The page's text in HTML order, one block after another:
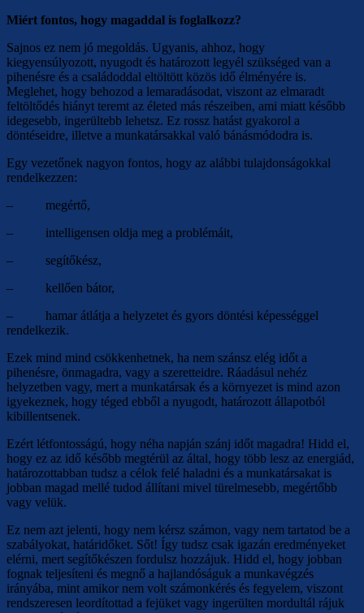
Miért fontos, hogy magaddal is foglalkozz?
Sajnos ez nem jó megoldás. Ugyanis, ahhoz, hogy
kiegyensúlyozott, nyugodt és határozott legyél szükséged van a
pihenésre és a családoddal eltöltött közös idő élményére is.
Meglehet, hogy behozod a lemaradásodat, viszont az elmaradt
feltöltődés hiányt teremt az életed más részeiben, ami miatt később
idegesebb, ingerültebb lehetsz. Ez rossz hatást gyakorol a
döntéseidre, illetve a munkatársakkal való bánásmódodra is.
Egy vezetőnek nagyon fontos, hogy az alábbi tulajdonságokkal
rendelkezzen:
– megértő,
– intelligensen oldja meg a problémáit,
– segítőkész,
– kellően bátor,
– hamar átlátja a helyzetet és gyors döntési képességgel
rendelkezik.
Ezek mind mind csökkenhetnek, ha nem szánsz elég időt a
pihenésre, önmagadra, vagy a szeretteidre. Ráadásul nehéz
helyzetben vagy, mert a munkatársak és a környezet is mind azon
igyekeznek, hogy téged ebből a nyugodt, határozott állapotból
kibillentsenek.
Ezért létfontosságú, hogy néha napján szánj időt magadra! Hidd el,
hogy ez az idő később megtérül az által, hogy több lesz az energiád,
határozottabban tudsz a célok felé haladni és a munkatársakat is
jobban magad mellé tudod állítani mivel türelmesebb, megértőbb
vagy velük.
Ez nem azt jelenti, hogy nem kérsz számon, vagy nem tartatod be a
szabályokat, határidőket. Sőt! Így tudsz csak igazán eredményeket
elérni, mert segítőkészen fordulsz hozzájuk. Hidd el, hogy jobban
fognak teljesíteni és megnő a hajlandóságuk a munkavégzés
irányába, mint amikor nem volt számonkérés és fegyelem, viszont
rendszeresen leordítottad a fejüket vagy ingerülten mordultál rájuk